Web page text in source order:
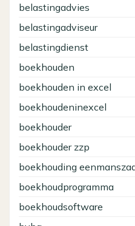
belastingadvies
belastingadviseur
belastingdienst
boekhouden
boekhouden in excel
boekhoudeninexcel
boekhouder
boekhouder zzp
boekhouding
boekhoudprogramma
boekhoudsoftware